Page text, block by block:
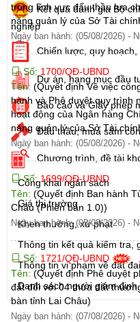
trong lĩnh vực đấu thầu lựa
năng quản lý của Sở Tài
Ngày ban hành: (05/08/2026) -
Số: 1700/QĐ-UBND
Tên: (Quyết định Về việc
hành và Phê duyệt quy trình
hoạt động của Ngân hàng
năng quản lý của Sở Tài
Ngày ban hành: (05/08/2026) -
Số: 1699/QĐ-UBND
Tên: (Quyết định Ban hành
Châu (Phiên bản 1.0))
Ngày ban hành: (05/08/2026) -
Số: 1721/QĐ-UBND
Tên: (Quyết định Phê duyệt
đất đối với 04 thửa đất
bàn tỉnh Lai Châu)
Ngày ban hành: (07/08/2026) -
Kết quả đánh giá Bộ
nghiệp
Chiến lược, quy hoạch,
Dự án, hạng mục đầu
Báo cáo và Giấy phép
Đấu thầu, mua sắm
Chương trình, đề tài
Công khai ngân sách
Giá thị trường
Khen thưởng, xử phạt
Thông tin kết quả kiểm tra,
Thông tin vi phạm về đất đai
Danh sách người giám